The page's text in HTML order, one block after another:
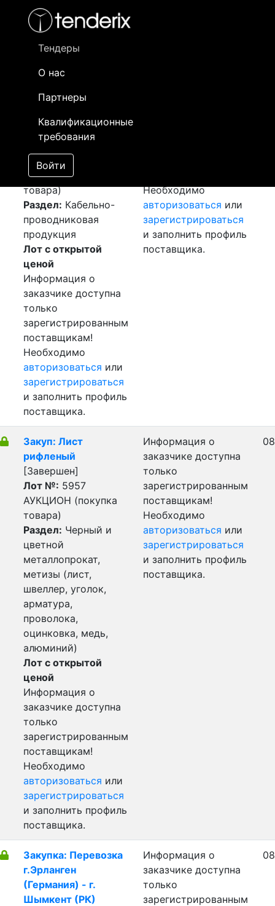
Тендеры
О нас
Партнеры
Квалификационные
требования
Войти
- активный лот
- сохраненный лот (не опубликован)
Закуп: Провод МГ
[Завершен]
Победитель выбран
Лот №:5958
АУКЦИОН (покупка
товара)
Раздел: Кабельно-
проводниковая
продукция
Лот с открытой
ценой
Информация о
заказчике доступна
только
зарегистрированным
поставщикам!
Необходимо
авторизоваться или
зарегистрироваться
и заполнить профиль
поставщика.
Необходимо
авторизоваться или
зарегистрироваться
и заполнить профиль
поставщика.
Закуп: Лист
рифленый
[Завершен]
Лот №: 5957
АУКЦИОН (покупка
товара)
Раздел: Черный и
цветной
металлопрокат,
метизы (лист,
швеллер, уголок,
арматура,
проволока,
оцинковка, медь,
алюминий)
Лот с открытой
ценой
Информация о
заказчике доступна
только
зарегистрированным
поставщикам!
Необходимо
авторизоваться или
зарегистрироваться
и заполнить профиль
поставщика.
Информация о
заказчике доступна
только
зарегистрированным
поставщикам!
Необходимо
авторизоваться или
зарегистрироваться
и заполнить профиль
поставщика.
Закупка: Перевозка
г.Эрланген
(Германия) - г.
Шымкент (РК)
Информация о
заказчике доступна
только
зарегистрированным